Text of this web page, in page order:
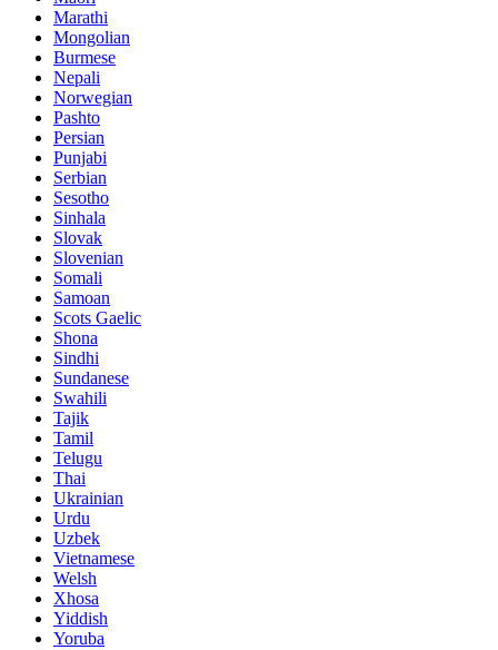
Marathi
Mongolian
Burmese
Nepali
Norwegian
Pashto
Persian
Punjabi
Serbian
Sesotho
Sinhala
Slovak
Slovenian
Somali
Samoan
Scots Gaelic
Shona
Sindhi
Sundanese
Swahili
Tajik
Tamil
Telugu
Thai
Ukrainian
Urdu
Uzbek
Vietnamese
Welsh
Xhosa
Yiddish
Yoruba